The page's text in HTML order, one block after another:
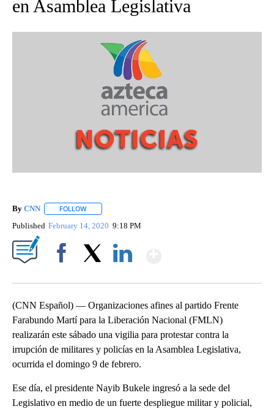
en Asamblea Legislativa
By CNN FOLLOW
Published February 14, 2020 9:18 PM
(CNN Español) — Organizaciones afines al partido Frente
Farabundo Martí para la Liberación Nacional (FMLN)
realizarán este sábado una vigilia para protestar contra la
irrupción de militares y policías en la Asamblea Legislativa,
ocurrida el domingo 9 de febrero.
Ese día, el presidente Nayib Bukele ingresó a la sede del
Legislativo en medio de un fuerte despliegue militar y policial,